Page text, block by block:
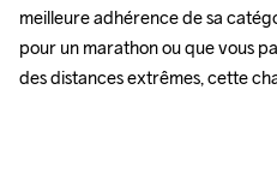
meilleure adhérence de sa
pour un marathon ou que vous
des distances extrêmes, cette